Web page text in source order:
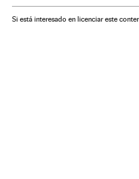
Meio ambiente Desfiles militares
Si está interesado en licenciar este